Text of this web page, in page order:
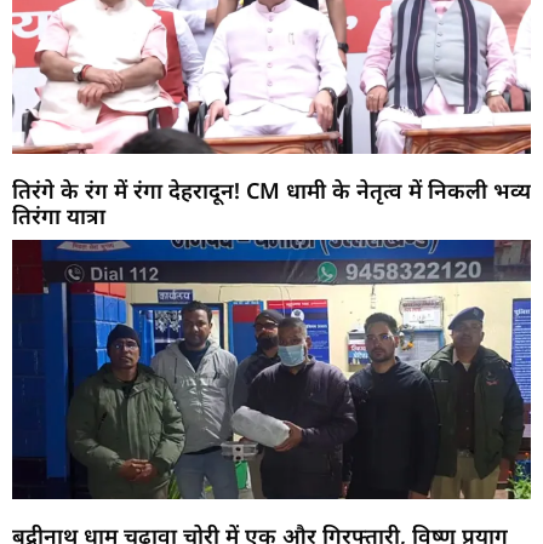
तिरंगे के रंग में रंगा देहरादून! CM धामी के नेतृत्व में निकली भव्य
तिरंगा यात्रा
बद्रीनाथ धाम चढ़ावा चोरी में एक और गिरफ्तारी, विष्णु प्रयाग